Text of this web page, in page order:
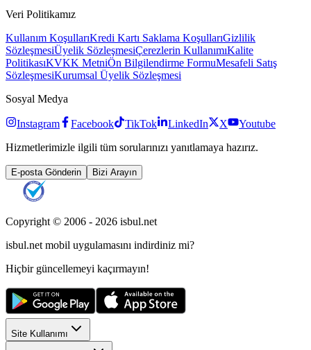
Veri Politikamız
Kullanım KoşullarıKredi Kartı Saklama KoşullarıGizlilik
SözleşmesiÜyelik SözleşmesiÇerezlerin KullanımıKalite
PolitikasıKVKK MetniÖn Bilgilendirme FormuMesafeli Satış
SözleşmesiKurumsal Üyelik Sözleşmesi
Sosyal Medya
Instagram Facebook TikTok LinkedIn X
Youtube
Hizmetlerimizle ilgili tüm sorularınızı yanıtlamaya hazırız.
E-posta Gönderin Bizi Arayın
Copyright © 2006 - 2026 isbul.net
isbul.net mobil uygulamasını indirdiniz mi?
Hiçbir güncellemeyi kaçırmayın!
Site Kullanımı